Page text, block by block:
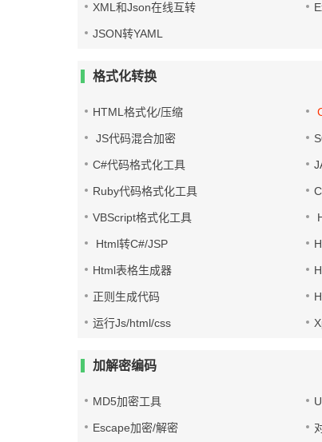
XML和Json在线互转
JSON转YAML
格式化转换
HTML格式化/压缩
JS代码混合加密
C#代码格式化工具
Ruby代码格式化工具
VBScript格式化工具
Html转C#/JSP
Html表格生成器
正则生成代码
运行Js/html/css
加解密编码
MD5加密工具
Escape加密/解密